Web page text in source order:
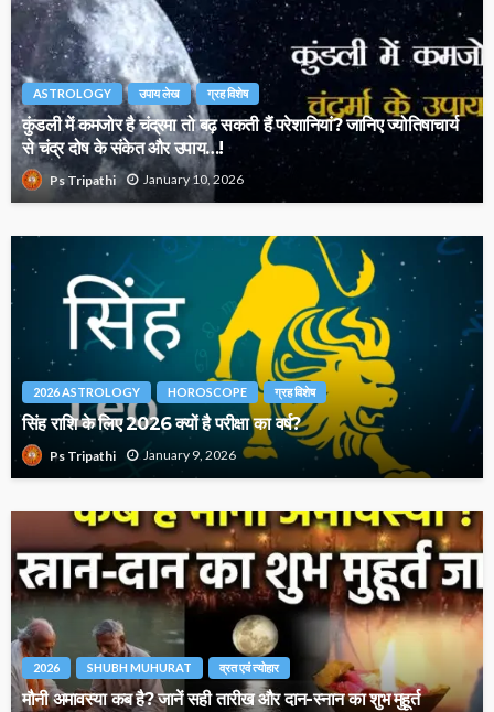
ASTROLOGY उपाय लेख ग्रह विशेष
कुंडली में कमजोर है चंद्रमा तो बढ़ सकती हैं परेशानियां? जानिए ज्योतिषाचार्य
से चंद्र दोष के संकेत और उपाय…!
Ps Tripathi January 10, 2026
2026 ASTROLOGY HOROSCOPE ग्रह विशेष
सिंह राशि के लिए 2026 क्यों है परीक्षा का वर्ष?
Ps Tripathi January 9, 2026
2026 SHUBH MUHURAT व्रत एवं त्योहार
मौनी अमावस्या कब है? जानें सही तारीख और दान-स्नान का शुभ मुहूर्त